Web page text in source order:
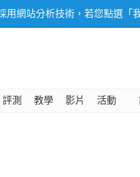
用網站分析技術，若您點選「
評測 教學 影片 活動